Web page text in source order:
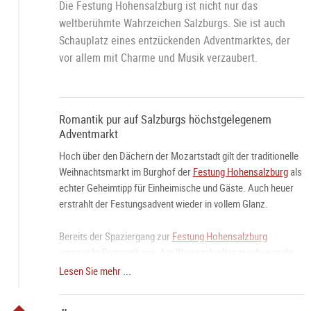
Die Festung Hohensalzburg ist nicht nur das
weltberühmte Wahrzeichen Salzburgs. Sie ist auch
Schauplatz eines entzückenden Adventmarktes, der
vor allem mit Charme und Musik verzaubert.
Romantik pur auf Salzburgs höchstgelegenem
Adventmarkt
Hoch über den Dächern der Mozartstadt gilt der traditionelle
Weihnachtsmarkt im Burghof der Festung Hohensalzburgals
echter Geheimtipp für Einheimische und Gäste. Auch heuer
erstrahlt der Festungsadvent wieder in vollem Glanz.
Bereits der Spaziergang zur Festung Hohensalzburg
verspricht Romantik pur: Am Weg nach oben tauchen mehr
als hundert traditionelle Herrnhuter Sterne die Festungsgasse
Lesen Sie mehr ...